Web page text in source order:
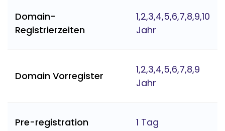
Domain-
Registrierzeiten
1,2,3,4,5,6,7,8,9,10
Jahr
Domain Vorregister
1,2,3,4,5,6,7,8,9
Jahr
Pre-registration 1 Tag